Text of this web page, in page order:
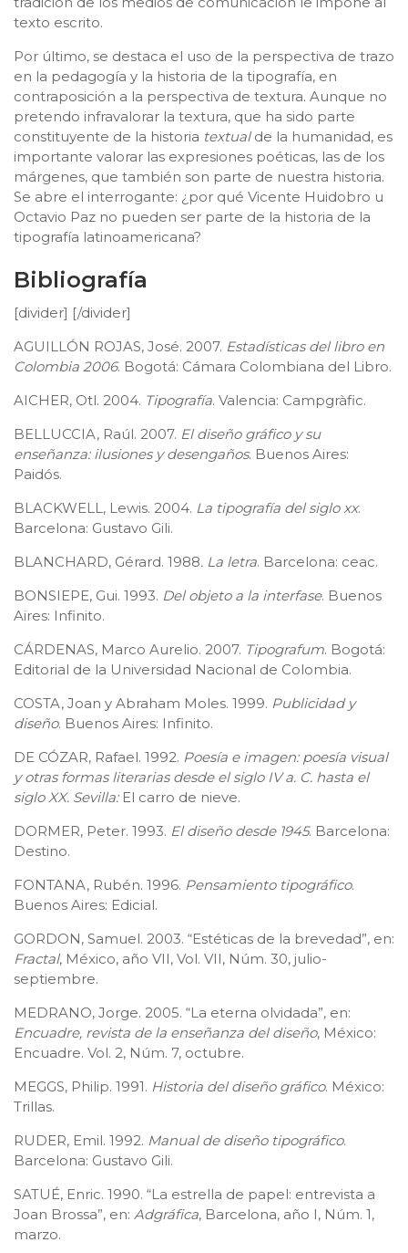
texto escrito.
Por último, se destaca el uso de la perspectiva de trazo
en la pedagogía y la historia de la tipografía, en
contraposición a la perspectiva de textura. Aunque no
pretendo infravalorar la textura, que ha sido parte
constituyente de la historia textualde la humanidad, es
importante valorar las expresiones poéticas, las de los
márgenes, que también son parte de nuestra historia.
Se abre el interrogante: ¿por qué Vicente Huidobro u
Octavio Paz no pueden ser parte de la historia de la
tipografía latinoamericana?
Bibliografía
[divider] [/divider]
AGUILLÓN ROJAS, José. 2007. Estadísticas del libro en
Colombia 2006. Bogotá: Cámara Colombiana del Libro.
AICHER, Otl. 2004. Tipografía. Valencia: Campgràfic.
BELLUCCIA, Raúl. 2007. El diseño gráfico y su
enseñanza: ilusiones y desengaños. Buenos Aires:
Paidós.
BLACKWELL, Lewis. 2004. La tipografía del siglo xx.
Barcelona: Gustavo Gili.
BLANCHARD, Gérard. 1988. La letra. Barcelona: ceac.
BONSIEPE, Gui. 1993. Del objeto a la interfase. Buenos
Aires: Infinito.
CÁRDENAS, Marco Aurelio. 2007. Tipografum. Bogotá:
Editorial de la Universidad Nacional de Colombia.
COSTA, Joan y Abraham Moles. 1999. Publicidad y
diseño. Buenos Aires: Infinito.
DE CÓZAR, Rafael. 1992. Poesía e imagen: poesía visual
y otras formas literarias desde el siglo IV a. C. hasta el
siglo XX. Sevilla:El carro de nieve.
DORMER, Peter. 1993. El diseño desde 1945. Barcelona:
Destino.
FONTANA, Rubén. 1996. Pensamiento tipográfico.
Buenos Aires: Edicial.
GORDON, Samuel. 2003. “Estéticas de la brevedad”, en:
Fractal, México, año VII, Vol. VII, Núm. 30, julio-
septiembre.
MEDRANO, Jorge. 2005. “La eterna olvidada”, en:
Encuadre, revista de la enseñanza del diseño, México:
Encuadre. Vol. 2, Núm. 7, octubre.
MEGGS, Philip. 1991. Historia del diseño gráfico. México:
Trillas.
RUDER, Emil. 1992. Manual de diseño tipográfico.
Barcelona: Gustavo Gili.
SATUÉ, Enric. 1990. “La estrella de papel: entrevista a
Joan Brossa”, en: Adgráfica, Barcelona, año I, Núm. 1,
marzo.